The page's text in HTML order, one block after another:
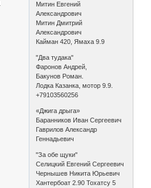
Митин Евгений
Александрович
Митин Дмитрий
Александрович
Кайман 420, Ямаха 9.9
"Два тудака"
Фаронов Андрей,
Бакунов Роман.
Лодка Казанка, мотор 9.9.
+79103560256
«Джига дрыга»
Баранников Иван Сергеевич
Гаврилов Александр
Геннадьевич
"За обе щуки"
Селицкий Евгений Сергеевич
Чернышев Никита Юрьевич
Хантербоат 2.90 Тохатсу 5